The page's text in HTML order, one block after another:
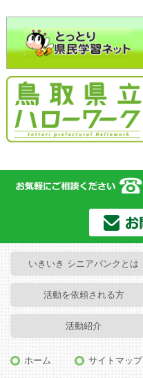
いきいき シニアバンクとは
活動を依頼される方
活動紹介
ホーム サイトマップ